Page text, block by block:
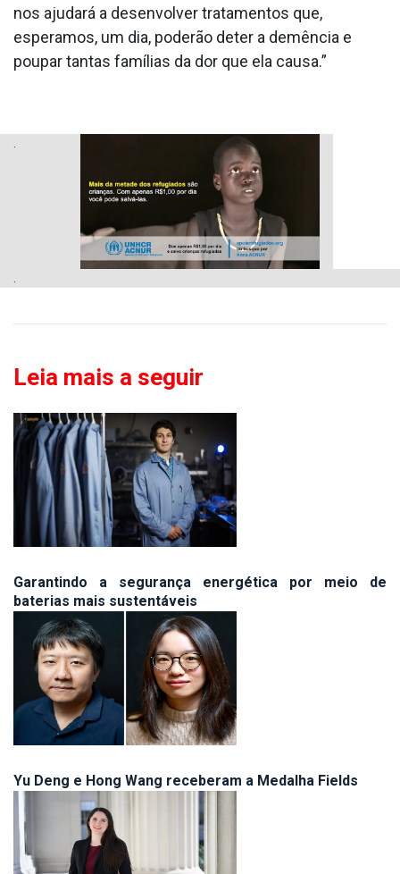
nos ajudará a desenvolver tratamentos que,
esperamos, um dia, poderão deter a demência e
poupar tantas famílias da dor que ela causa.”
.
.
Leia mais a seguir
Garantindo a segurança energética por meio de
baterias mais sustentáveis
Yu Deng e Hong Wang receberam a Medalha Fields